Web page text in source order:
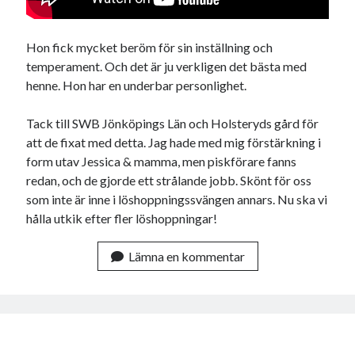
Hon fick mycket beröm för sin inställning och
temperament. Och det är ju verkligen det bästa med
henne. Hon har en underbar personlighet.
Tack till SWB Jönköpings Län och Holsteryds gård för
att de fixat med detta. Jag hade med mig förstärkning i
form utav Jessica & mamma, men piskförare fanns
redan, och de gjorde ett strålande jobb. Skönt för oss
som inte är inne i löshoppningssvängen annars. Nu ska vi
hålla utkik efter fler löshoppningar!
Lämna en kommentar